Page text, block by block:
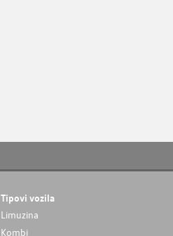
Tipovi vozila
Limuzina
Kombi